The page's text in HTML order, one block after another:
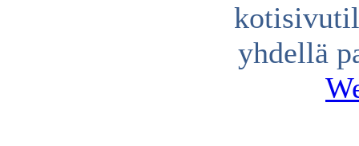
yhdellä